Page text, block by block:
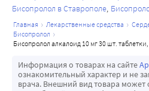
Нельзя резко прерывать
опасности развития тяжелых
миокарда. Отмену проводят
течение 2 недель и более
дня).
Особенности действии при
«рикошетной гипертензии».
комбинации (из-за
флоктафенином, сультопридом.
осторожностью
Блокаторы «медленных»
Бисопролол в Ставрополе
главная лекарственные средства
бисопролол
бисопролол алкалоид 10 мг 30 шт.
Информация о товарах на сайте
ознакомительный характер и не
врача. Внешний вид товара может